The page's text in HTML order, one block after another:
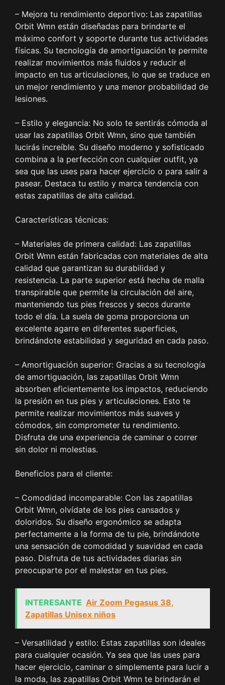
– Mejora tu rendimiento deportivo: Las zapatillas
Orbit Wmn están diseñadas para brindarte el
máximo confort y soporte durante tus actividades
físicas. Su tecnología de amortiguación te permite
realizar movimientos más fluidos y reducir el
impacto en tus articulaciones, lo que se traduce en
un mejor rendimiento y una menor probabilidad de
lesiones.
– Estilo y elegancia: No solo te sentirás cómoda al
usar las zapatillas Orbit Wmn, sino que también
lucirás increíble. Su diseño moderno y sofisticado
combina a la perfección con cualquier outfit, ya
sea que las uses para hacer ejercicio o para salir a
pasear. Destaca tu estilo y marca tendencia con
estas zapatillas de alta calidad.
Características técnicas:
– Materiales de primera calidad: Las zapatillas
Orbit Wmn están fabricadas con materiales de alta
calidad que garantizan su durabilidad y
resistencia. La parte superior está hecha de malla
transpirable que permite la circulación del aire,
manteniendo tus pies frescos y secos durante
todo el día. La suela de goma proporciona un
excelente agarre en diferentes superficies,
brindándote estabilidad y seguridad en cada paso.
– Amortiguación superior: Gracias a su tecnología
de amortiguación, las zapatillas Orbit Wmn
absorben eficientemente los impactos, reduciendo
la presión en tus pies y articulaciones. Esto te
permite realizar movimientos más suaves y
cómodos, sin comprometer tu rendimiento.
Disfruta de una experiencia de caminar o correr
sin dolor ni molestias.
Beneficios para el cliente:
– Comodidad incomparable: Con las zapatillas
Orbit Wmn, olvídate de los pies cansados y
doloridos. Su diseño ergonómico se adapta
perfectamente a la forma de tu pie, brindándote
una sensación de comodidad y suavidad en cada
paso. Disfruta de tus actividades diarias sin
preocuparte por el malestar en tus pies.
INTERESANTE Air Zoom Pegasus 38,
Zapatillas Unisex niños
– Versatilidad y estilo: Estas zapatillas son ideales
para cualquier ocasión. Ya sea que las uses para
hacer ejercicio, caminar o simplemente para lucir a
la moda, las zapatillas Orbit Wmn te brindarán el